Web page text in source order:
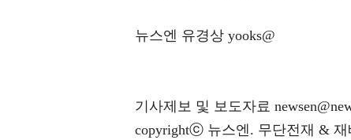
뉴스엔 유경상 yooks@
기사제보 및 보도자료
copyrightⓒ 뉴스엔. 무단전재 & 재